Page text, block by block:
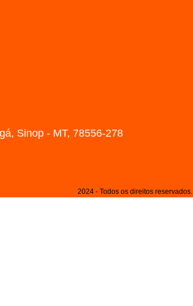
Sinop - MT, 78556-278
2024 - Todos os direitos reservados.